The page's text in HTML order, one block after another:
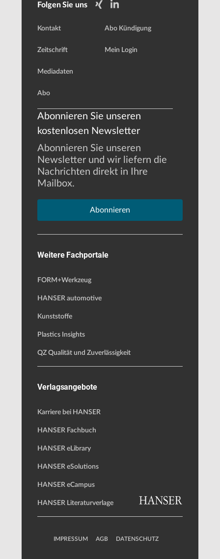
Folgen Sie uns
Kontakt
Zeitschrift
Mediadaten
Abo
Abo Kündigung
Mein Login
Abonnieren Sie unseren
kostenlosen Newsletter
Abonnieren Sie unseren
Newsletter und wir liefern die
Nachrichten direkt in Ihre
Mailbox.
Abonnieren
Weitere Fachportale
FORM+Werkzeug
HANSER automotive
Kunststoffe
Plastics Insights
QZ Qualität und Zuverlässigkeit
Verlagsangebote
Karriere bei HANSER
HANSER Fachbuch
HANSER eLibrary
HANSER eSolutions
HANSER eCampus
HANSER Literaturverlage
IMPRESSUM AGB DATENSCHUTZ